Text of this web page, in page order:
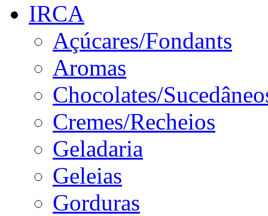
IRCA
Açúcares/Fondants
Aromas
Chocolates/
Cremes/Recheios
Geladaria
Geleias
Gorduras